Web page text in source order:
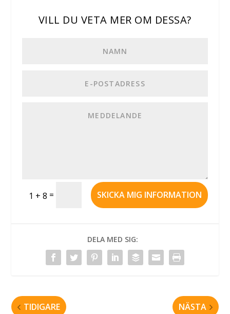
VILL DU VETA MER OM DESSA?
1 + 8 = SKICKA MIG INFORMATION
DELA MED SIG:
TIDIGARE NÄSTA